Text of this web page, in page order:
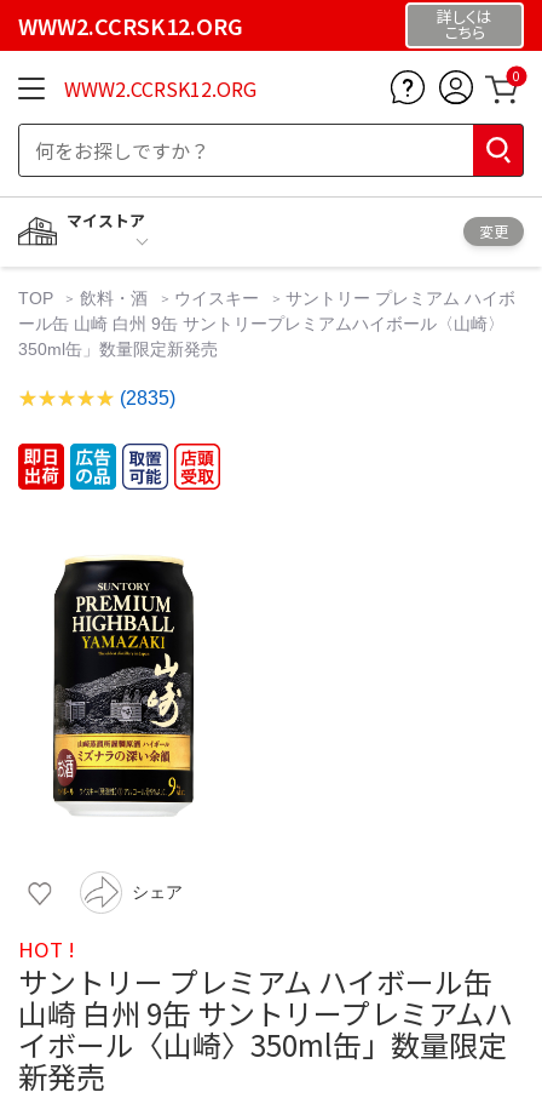
WWW2.CCRSK12.ORG 詳しくは
こちら
WWW2.CCRSK12.ORG 0
マイストア
変更
TOP 飲料・酒 ウイスキー
サントリー プレミアム ハイボ
ール缶 山崎 白州 9缶 サントリープレミアムハイボール〈山崎〉
350ml缶」数量限定新発売
(2835)
シェア
HOT !
サントリー プレミアム ハイボール缶
山崎 白州 9缶 サントリープレミアムハ
イボール〈山崎〉350ml缶」数量限定
新発売